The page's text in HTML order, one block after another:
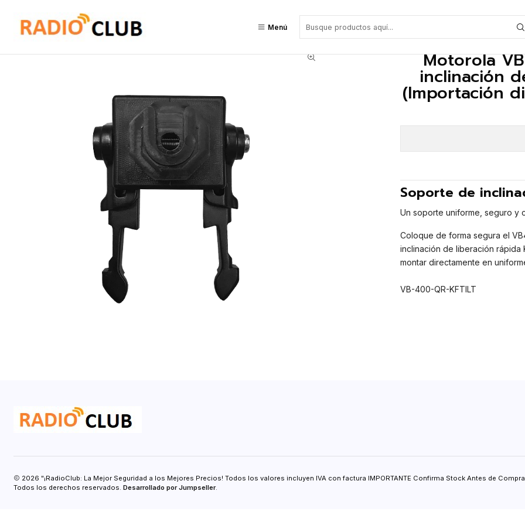
Menú
Accesorios de montaje
Motorola
inclinación
(Importación
Soporte de
Un soporte uniforme, seguro y
Coloque de forma segura el
inclinación de liberación
montar directamente en
VB-400-QR-KFTILT
2026 "¡RadioClub: La Mejor Seguridad a los Mejores Precios! Todos los valores incluyen IVA con factura IMPORTANTE Confirma Stock Antes de
Todos los derechos reservados. Desarrollado por Jumpseller.